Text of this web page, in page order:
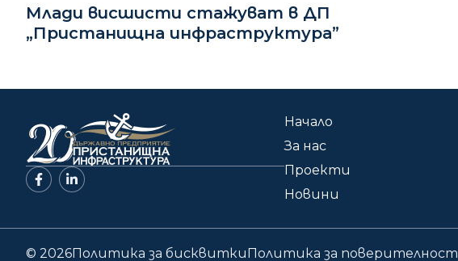
Млади висшисти стажуват в ДП
„Пристанищна инфраструктура”
Начало
За нас
Проекти
Новини
© 2026Политика за бисквиткиПолитика за поверителност